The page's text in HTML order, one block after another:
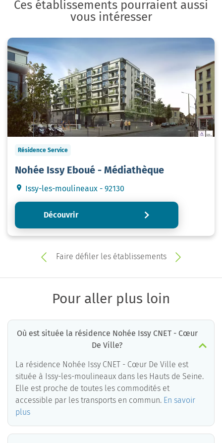
Ces établissements pourraient aussi
vous intéresser
Résidence Service
Nohée Issy Eboué - Médiathèque
Issy-les-moulineaux - 92130
Découvrir
Faire défiler les établissements
Pour aller plus loin
Où est située la résidence Nohée Issy CNET - Cœur
De Ville?
La résidence Nohée Issy CNET - Cœur De Ville est
située à Issy-les-moulineaux dans les Hauts de Seine.
Elle est proche de toutes les commodités et
accessible par les transports en commun. En savoir
plus